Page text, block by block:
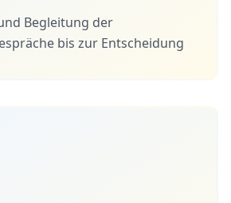
Begleitung der
bis zur Entscheidung